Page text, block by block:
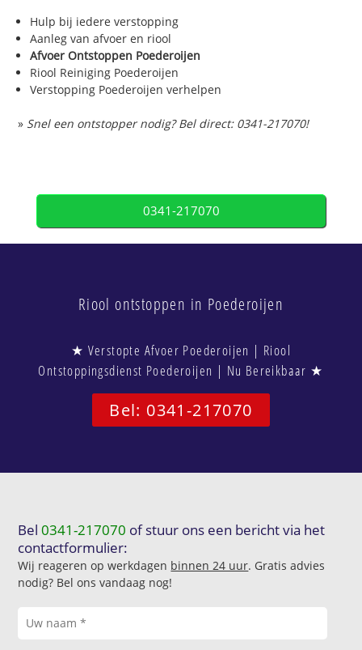
Hulp bij iedere verstopping
Aanleg van afvoer en riool
Afvoer Ontstoppen Poederoijen
Riool Reiniging Poederoijen
Verstopping Poederoijen verhelpen
» Snel een ontstopper nodig? Bel direct: 0341-217070!
0341-217070
Riool ontstoppen in Poederoijen
★ Verstopte Afvoer Poederoijen | Riool
Ontstoppingsdienst Poederoijen | Nu Bereikbaar ★
Bel: 0341-217070
Bel0341-217070 of stuur ons een bericht via het
contactformulier:
Wij reageren op werkdagen binnen 24 uur. Gratis advies
nodig? Bel ons vandaag nog!